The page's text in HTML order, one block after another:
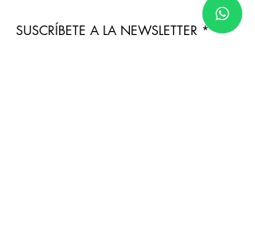
SUSCRÍBETE A LA NEWSLETTER